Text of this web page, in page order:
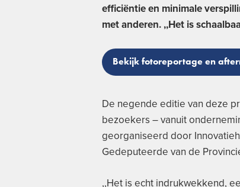
efficiëntie en minimale
met anderen. ,,Het is
Bekijk fotoreportage en
De negende editie van deze
bezoekers – vanuit
georganiseerd door
Gedeputeerde van de
,,Het is echt indrukwekkend,